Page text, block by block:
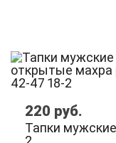
Тапки
220 руб.